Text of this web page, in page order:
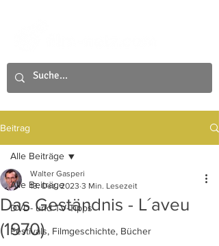
Beitrag
Alle Beiträge
DVD- und TV-Tipps
Festivals, Filmgeschichte, Bücher
Alle Beiträge
Das Geständnis - L´aveu
(1970)
Walter Gasperi
13. Dez. 2023 3 Min. Lesezeit